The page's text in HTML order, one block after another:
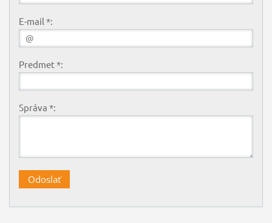
E-mail *:
Predmet *:
Správa *: